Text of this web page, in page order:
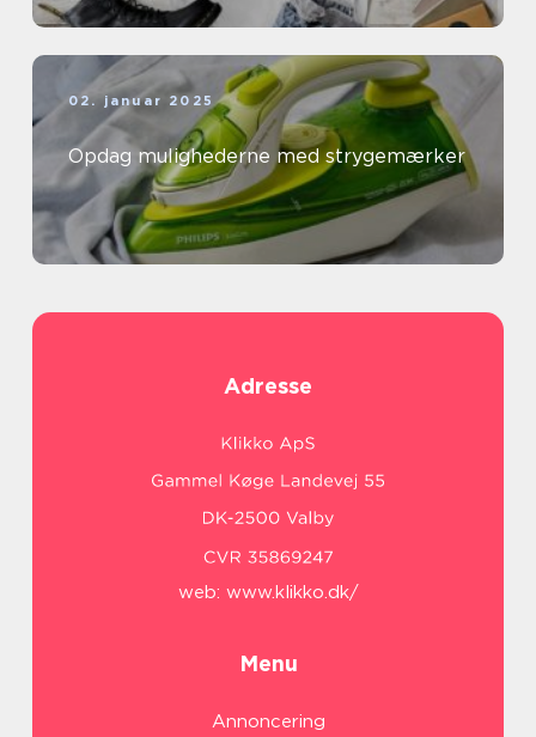
02. januar 2025
Opdag mulighederne med strygemærker
Adresse
web: www.klikko.dk/
Menu
Annoncering